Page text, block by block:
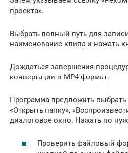
проекта».
Выбрать полный путь для
наименование клипа и нажать
Дождаться завершения
конвертации в MP4-формат.
Программа предложить выбрать
«Открыть папку»,
диалоговое окно. Нажать по
Проверить файловый